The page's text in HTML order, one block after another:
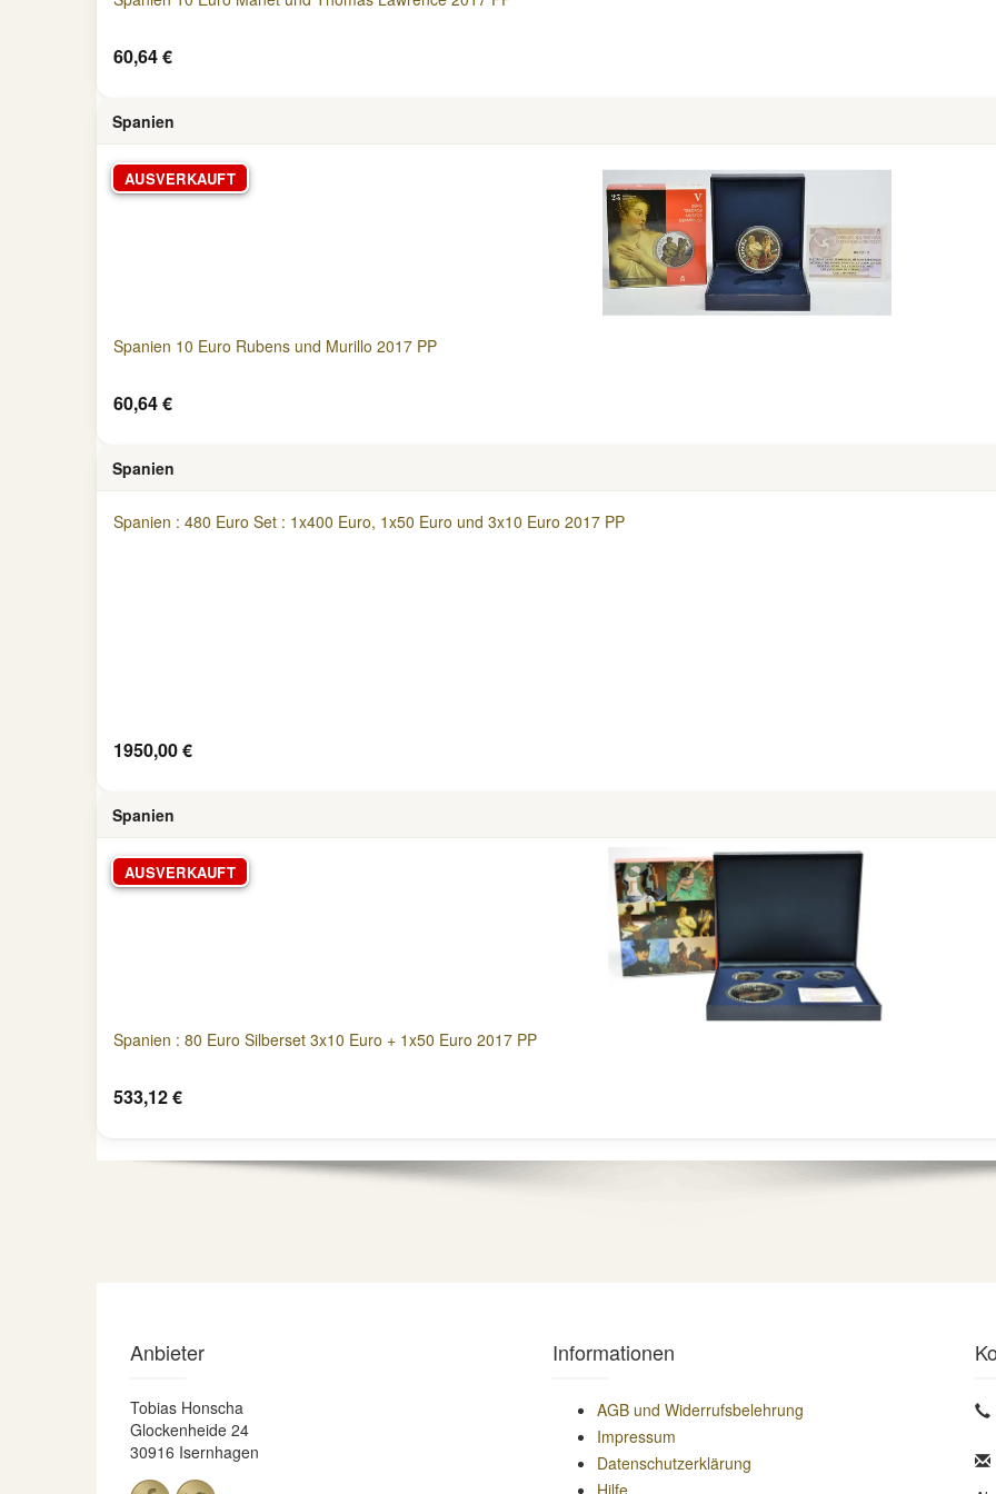
60,64 €
Spanien
AUSVERKAUFT
Spanien 10 Euro Rubens und Murillo 2017 PP
60,64 €
Spanien
Spanien : 480 Euro Set : 1x400 Euro, 1x50 Euro und 3x10 Euro 2017 PP
1950,00 €
Spanien
AUSVERKAUFT
Spanien : 80 Euro Silberset 3x10 Euro + 1x50 Euro 2017 PP
533,12 €
Anbieter
Tobias Honscha
Glockenheide 24
30916 Isernhagen
Informationen
AGB und Widerrufsbelehrung
Impressum
Datenschutzerklärung
Hilfe